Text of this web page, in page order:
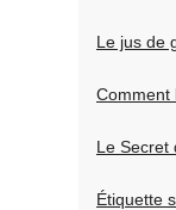
Le jus de
Comment
Le Secret
Étiquette